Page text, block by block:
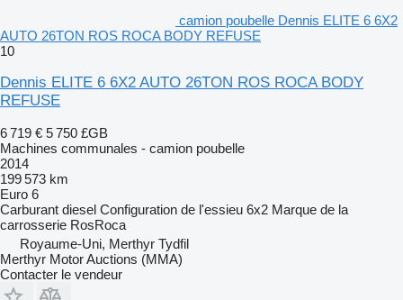
camion poubelle Dennis ELITE 6 6X2
AUTO 26TON ROS ROCA BODY REFUSE
10
Dennis ELITE 6 6X2 AUTO 26TON ROS ROCA BODY
REFUSE
6 719 € 5 750 £GB
Machines communales - camion poubelle
2014
199 573 km
Euro 6
Carburant diesel Configuration de l'essieu 6x2 Marque de la
carrosserie RosRoca
Royaume-Uni, Merthyr Tydfil
Merthyr Motor Auctions (MMA)
Contacter le vendeur